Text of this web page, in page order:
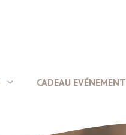
CADEAU EVÉNEMENT